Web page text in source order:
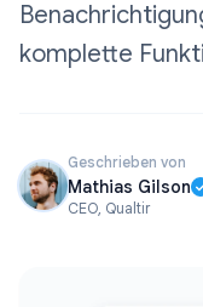
komplette
Geschrieben von
Mathias Gilson
CEO, Qualtir